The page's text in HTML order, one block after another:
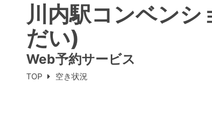
川内駅コンベン
だい)
Web予約サービス
TOP 空き状況